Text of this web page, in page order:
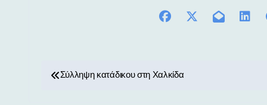
Π
Σύλληψη κατάδικου στη Χαλκίδα